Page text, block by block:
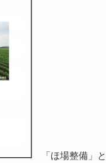
「ほ場整備」